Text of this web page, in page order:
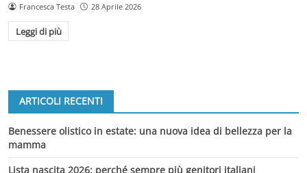
Francesca Testa 28 Aprile 2026
Leggi di più
ARTICOLI RECENTI
Benessere olistico in estate: una nuova idea di bellezza per la
mamma
Lista nascita 2026: perché sempre più genitori italiani